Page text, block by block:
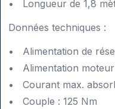
Longueur de 1,8
Données techniques :
Alimentation de
Alimentation
Courant max.
Couple : 125 Nm